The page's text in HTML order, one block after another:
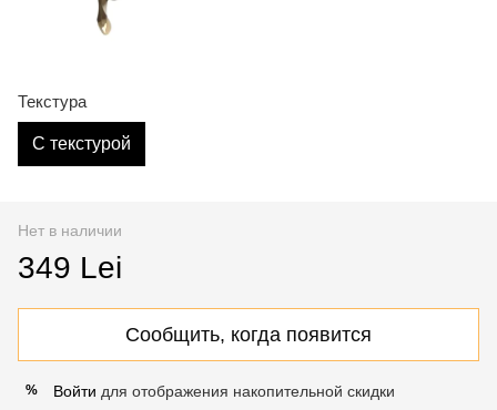
Текстура
С текстурой
Нет в наличии
349 Lei
Сообщить, когда появится
% Войти для отображения накопительной скидки